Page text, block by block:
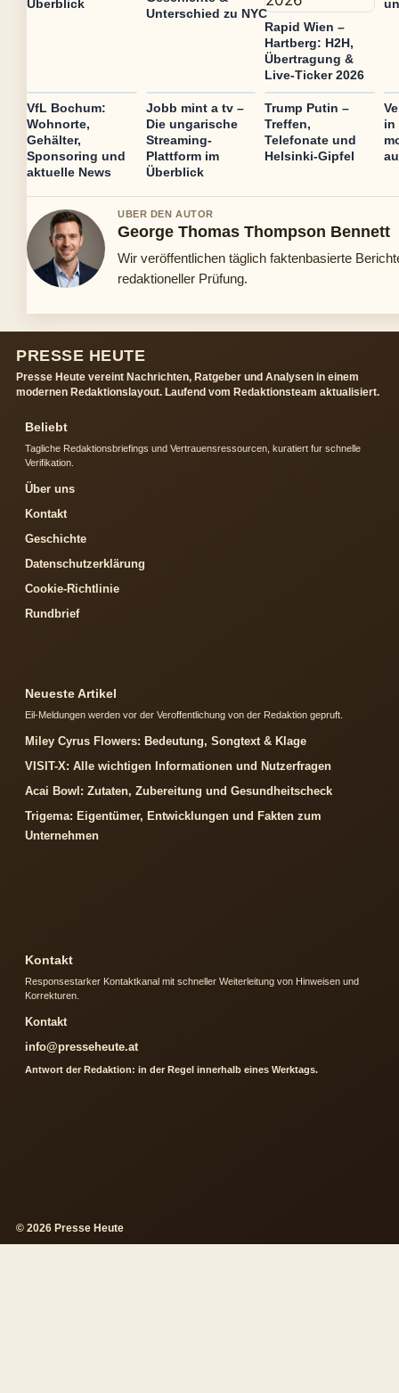
Überblick
Unterschied zu NYC
Rapid Wien –
Hartberg: H2H,
Übertragung &
Live-Ticker 2026
VfL Bochum:
Wohnorte,
Gehälter,
Sponsoring und
aktuelle News
Jobb mint a tv –
Die ungarische
Streaming-
Plattform im
Überblick
Trump Putin –
Treffen,
Telefonate und
Helsinki-Gipfel
in
UBER DEN AUTOR
George Thomas Thompson Bennett
Wir veröffentlichen täglich faktenbasierte
redaktioneller Prüfung.
PRESSE HEUTE
Presse Heute vereint Nachrichten, Ratgeber und Analysen in einem
modernen Redaktionslayout. Laufend vom Redaktionsteam aktualisiert.
Beliebt
Tagliche Redaktionsbriefings und Vertrauensressourcen, kuratiert fur schnelle
Verifikation.
Über uns
Kontakt
Geschichte
Datenschutzerklärung
Cookie-Richtlinie
Rundbrief
Neueste Artikel
Eil-Meldungen werden vor der Veroffentlichung von der Redaktion gepruft.
Miley Cyrus Flowers: Bedeutung, Songtext & Klage
VISIT-X: Alle wichtigen Informationen und Nutzerfragen
Acai Bowl: Zutaten, Zubereitung und Gesundheitscheck
Trigema: Eigentümer, Entwicklungen und Fakten zum
Unternehmen
Kontakt
Responsestarker Kontaktkanal mit schneller Weiterleitung von Hinweisen und
Korrekturen.
Kontakt
info@presseheute.at
Antwort der Redaktion: in der Regel innerhalb eines Werktags.
© 2026 Presse Heute